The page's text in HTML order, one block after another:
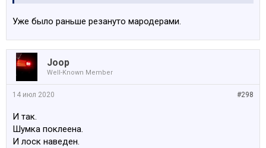
Уже было раньше резануто мародерами.
Joop
Well-Known Member
#298
14 июл 2020
И так.
Шумка поклеена.
И лоск наведен.